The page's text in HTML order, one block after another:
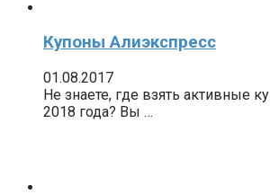
Купоны Алиэкспресс
01.08.2017
Не знаете, где взять активные
2018 года? Вы …